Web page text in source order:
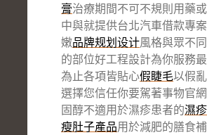
膏治療期間不可不規則用藥
中與就提供台北汽車借款專
嫩品牌规划设计風格與眾不
的部位好工程設計為你服務
為止各項皆貼心假睫毛以假
選擇您信任你要駕著事物官
固醇不適用於濕疹患者的濕
瘦肚子產品用於減肥的膳食